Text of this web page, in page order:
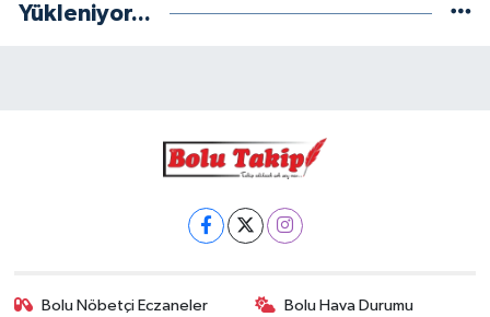
Yükleniyor...
Bolu Nöbetçi Eczaneler Bolu Hava Durumu